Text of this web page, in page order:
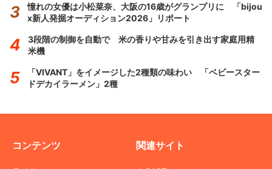
憧れの女優は小松菜奈、大阪の16歳がグランプリに 「bijou
x新人発掘オーディション2026」リポート
3段階の制御を自動で 米の香りや甘みを引き出す家庭用精
米機
「VIVANT」をイメージした2種類の味わい 「ベビースター
ドデカイラーメン」2種
コンテンツ 関連サイト